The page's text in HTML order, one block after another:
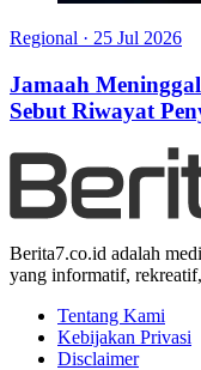
Regional · 25 Jul 2026
Jamaah
Sebut Riwayat
Berita7.co.id adalah
yang informatif,
Tentang Kami
Kebijakan Privasi
Disclaimer